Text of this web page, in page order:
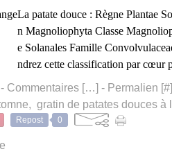
La patate douce : Règne Plantae
n Magnoliophyta Classe
e Solanales Famille
ndrez cette classification par cœur
Commentaires […] - Permalien [#]
, gratin de patates douces à
Repost 0